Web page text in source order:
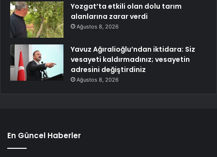
Yozgat’ta etkili olan dolu tarım
alanlarına zarar verdi
Ağustos 8, 2026
Yavuz Ağıralioğlu’ndan iktidara: Siz
vesayeti kaldırmadınız; vesayetin
adresini değiştirdiniz
Ağustos 8, 2026
En Güncel Haberler